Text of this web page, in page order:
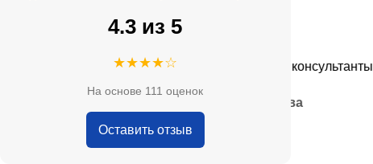
4.3 из 5
★★★★☆
На основе 111 оценок
Оставить отзыв
адекватные цены.
★★★★★
Очень приятные консультанты и